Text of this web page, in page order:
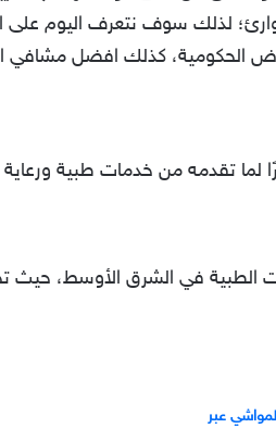
والطوارئ؛ لذلك سوف نتعرف اليوم
كذلك افضل مشافي
تقدمه من خدمات طبية ورعاية
عبر